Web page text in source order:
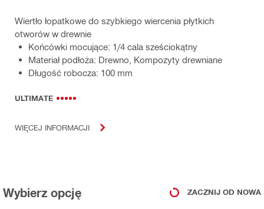
Wiertło łopatkowe do szybkiego wiercenia płytkich
otworów w drewnie
Końcówki mocujące: 1/4 cala sześciokątny
Materiał podłoża: Drewno, Kompozyty drewniane
Długość robocza: 100 mm
ULTIMATE
WIĘCEJ INFORMACJI
Wybierz opcję ZACZNIJ OD NOWA